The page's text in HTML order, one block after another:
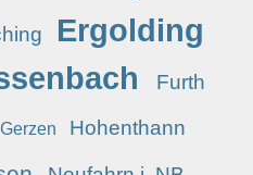
Ergolding
Furth
Gerzen Hohenthann